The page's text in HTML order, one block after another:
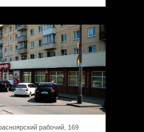
рабочий, 169